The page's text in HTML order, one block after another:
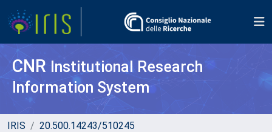
CNR Institutional Research
Information System
IRIS 20.500.14243/510245